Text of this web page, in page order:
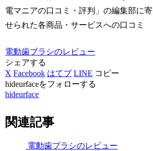
電マニアの口コミ・評判」の編集部に寄
せられた各商品・サービスへの口コミ
電動歯ブラシのレビュー
シェアする
X Facebook はてブ LINE コピー
hideurfaceをフォローする
hideurface
関連記事
電動歯ブラシのレビュー